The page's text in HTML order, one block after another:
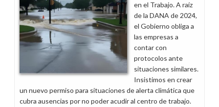
en el Trabajo. A raíz
de la DANA de 2024,
el Gobierno obliga a
las empresas a
contar con
protocolos ante
situaciones similares.
Insistimos en crear
un nuevo permiso para situaciones de alerta climática que
cubra ausencias por no poder acudir al centro de trabajo.